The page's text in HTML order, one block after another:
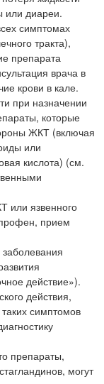
или диареи.
симптомах
тракта),
препарата
врача в
крови в кале.
при назначении
которые
ЖКТ (включая
или
кислота) (см.
или язвенного
прием
действие»).
действия,
симптомов
препараты,
могут